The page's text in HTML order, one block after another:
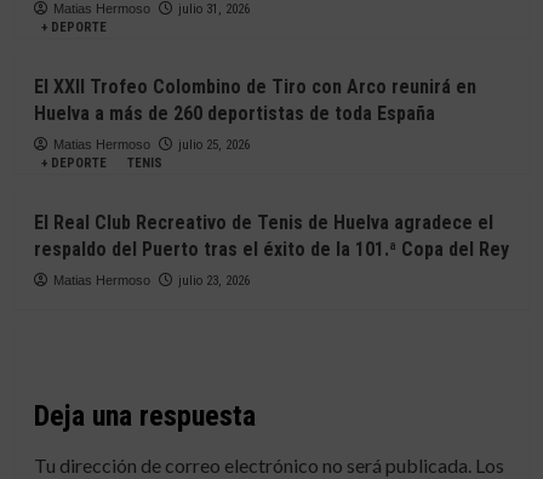
Matias Hermoso
julio 31, 2026
+ DEPORTE
El XXII Trofeo Colombino de Tiro con Arco reunirá en
Huelva a más de 260 deportistas de toda España
Matias Hermoso
julio 25, 2026
+ DEPORTE
TENIS
El Real Club Recreativo de Tenis de Huelva agradece el
respaldo del Puerto tras el éxito de la 101.ª Copa del Rey
Matias Hermoso julio 23, 2026
Deja una respuesta
Tu dirección de correo electrónico no será publicada. Los